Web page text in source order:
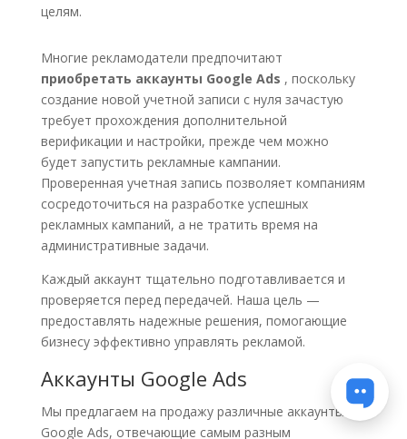
целям.
Многие рекламодатели предпочитают
приобретать аккаунты Google Ads , поскольку
создание новой учетной записи с нуля зачастую
требует прохождения дополнительной
верификации и настройки, прежде чем можно
будет запустить рекламные кампании.
Проверенная учетная запись позволяет компаниям
сосредоточиться на разработке успешных
рекламных кампаний, а не тратить время на
административные задачи.
Каждый аккаунт тщательно подготавливается и
проверяется перед передачей. Наша цель —
предоставлять надежные решения, помогающие
бизнесу эффективно управлять рекламой.
Аккаунты Google Ads
Мы предлагаем на продажу различные аккаунты
Google Ads, отвечающие самым разным